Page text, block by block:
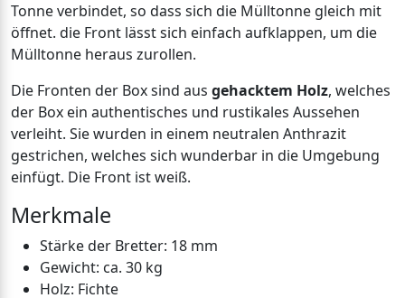
Tonne verbindet, so dass sich die Mülltonne gleich mit
öffnet. die Front lässt sich einfach aufklappen, um die
Mülltonne heraus zurollen.
Die Fronten der Box sind aus gehacktem Holz, welches
der Box ein authentisches und rustikales Aussehen
verleiht. Sie wurden in einem neutralen Anthrazit
gestrichen, welches sich wunderbar in die Umgebung
einfügt. Die Front ist weiß.
Merkmale
Stärke der Bretter: 18 mm
Gewicht: ca. 30 kg
Holz: Fichte